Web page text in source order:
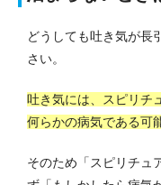
どうしても吐き気が長
さい。
吐き気には、スピリチ
何らかの病気である可
そのため「スピリチュ